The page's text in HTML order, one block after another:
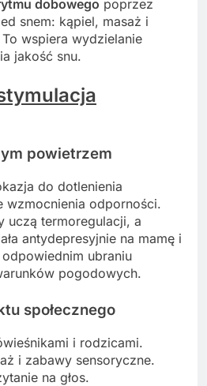
dobowego poprzez
snem: kąpiel, masaż i
wspiera wydzielanie
jakość snu.
powietrzem
do dotlenienia
wzmocnienia odporności.
uczą termoregulacji, a
antydepresyjnie na mamę i
ubraniu
pogodowych.
społecznego
i rodzicami.
i zabawy sensoryczne.
na głos.